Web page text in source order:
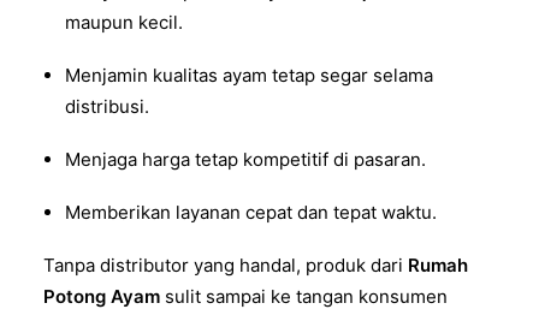
maupun kecil.
Menjamin kualitas ayam tetap segar selama
distribusi.
Menjaga harga tetap kompetitif di pasaran.
Memberikan layanan cepat dan tepat waktu.
Tanpa distributor yang handal, produk dari Rumah
Potong Ayam sulit sampai ke tangan konsumen